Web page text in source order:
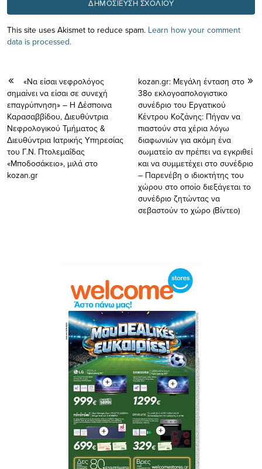
This site uses Akismet to reduce spam. Learn how your comment
data is processed.
«Να είσαι νεφρολόγος
σημαίνει να είσαι σε συνεχή
επαγρύπνηση» – Η Δέσποινα
Καρασαββίδου, Διευθύντρια
Νεφρολογικού Τμήματος &
Διευθύντρια Ιατρικής Υπηρεσίας
του Γ.Ν. Πτολεμαΐδας
«Μποδοσάκειο», μιλά στο
kozan.gr
kozan.gr: Μεγάλη ένταση στο
38o εκλογοαπολογιστικο
συνέδριο του Εργατικού
Κέντρου Κοζάνης: Πήγαν να
πιαστούν στα χέρια λόγω
διαφωνιών για ακόμη ένα
σωματείο αν πρέπει να εγκριθεί
και να συμμετέχει στο συνέδριο
– Παρενέβη ο ιδιοκτήτης του
χώρου στο οποίο διεξάγεται το
συνέδριο ζητώντας να
σεβαστούν το χώρο (Βίντεο)